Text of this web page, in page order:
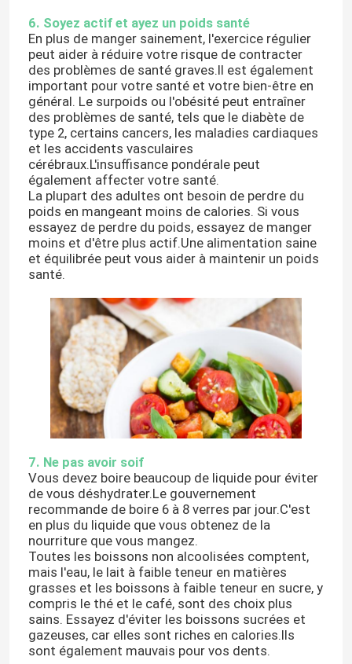
6. Soyez actif et ayez un poids santé
En plus de manger sainement, l'exercice régulier
peut aider à réduire votre risque de contracter
des problèmes de santé graves.Il est également
important pour votre santé et votre bien-être en
général. Le surpoids ou l'obésité peut entraîner
des problèmes de santé, tels que le diabète de
type 2, certains cancers, les maladies cardiaques
et les accidents vasculaires
cérébraux.L'insuffisance pondérale peut
également affecter votre santé.
La plupart des adultes ont besoin de perdre du
poids en mangeant moins de calories. Si vous
essayez de perdre du poids, essayez de manger
moins et d'être plus actif.Une alimentation saine
et équilibrée peut vous aider à maintenir un poids
santé.
7. Ne pas avoir soif
Vous devez boire beaucoup de liquide pour éviter
de vous déshydrater.Le gouvernement
recommande de boire 6 à 8 verres par jour.C'est
en plus du liquide que vous obtenez de la
nourriture que vous mangez.
Toutes les boissons non alcoolisées comptent,
mais l'eau, le lait à faible teneur en matières
grasses et les boissons à faible teneur en sucre, y
compris le thé et le café, sont des choix plus
sains. Essayez d'éviter les boissons sucrées et
gazeuses, car elles sont riches en calories.Ils
sont également mauvais pour vos dents.